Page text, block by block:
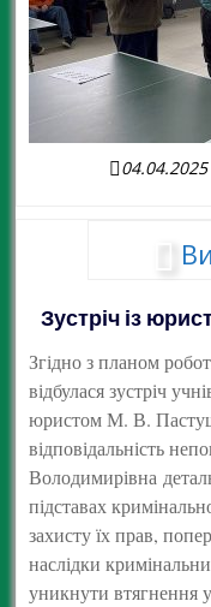
04.04.2025
Зустріч із
Згідно з планом
відбулася зустріч
юристом М. В.
відповідальність
Володимирівна
підставах
захисту їх прав,
наслідки
уникнути втягнення